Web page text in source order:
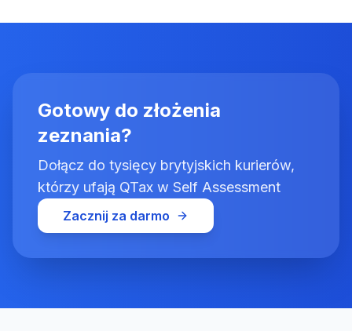
Gotowy do złożenia
zeznania?
Dołącz do tysięcy brytyjskich kurierów,
którzy ufają QTax w Self Assessment
Zacznij za darmo